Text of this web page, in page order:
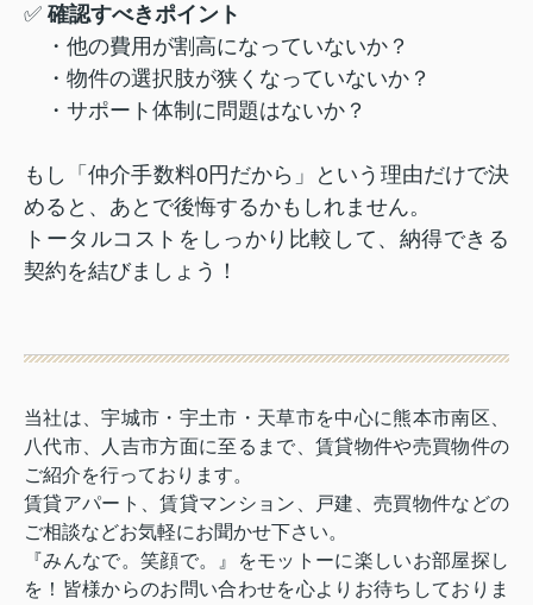
✅ 確認すべきポイント
・他の費用が割高になっていないか？
・物件の選択肢が狭くなっていないか？
・サポート体制に問題はないか？
もし「仲介手数料0円だから」という理由だけで決
めると、あとで後悔するかもしれません。
トータルコストをしっかり比較して、納得できる
契約を結びましょう！
当社は、宇城市・宇土市・天草市を中心に熊本市南区、
八代市、人吉市方面に至るまで、賃貸物件や売買物件の
ご紹介を行っております。
賃貸アパート、賃貸マンション、戸建、売買物件などの
ご相談などお気軽にお聞かせ下さい。
『みんなで。笑顔で。』をモットーに楽しいお部屋探し
を！皆様からのお問い合わせを心よりお待ちしておりま